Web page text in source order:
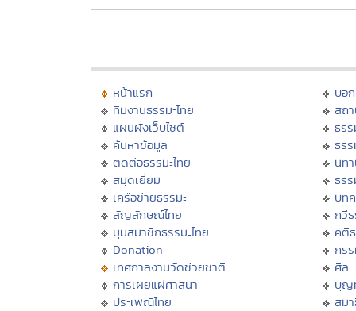
หน้าแรก
ทีมงานธรรมะไทย
แผนผังเว็บไซต์
ค้นหาข้อมูล
ติดต่อธรรมะไทย
สมุดเยี่ยม
เครือข่ายธรรมะ
สัญลักษณ์ไทย
มุมสมาชิกธรรมะไทย
Donation
เทศกาลงานวัดช่วยชาติ
การเผยแผ่ศาสนา
ประเพณีไทย
บอ
สถ
ธร
ธร
นิท
ธร
บท
กวี
คติ
กร
ศีล
บุญ
สม